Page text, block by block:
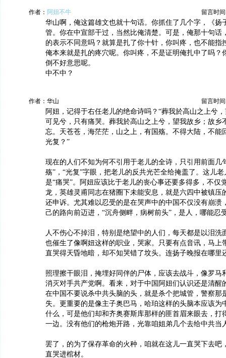
作者： 阿妞不牛 留言时间
华山啊，俺这篇雄文也就十句话。你抓住了几个字，《扬
管。你在中宣部干过，当然比俺清楚。可是，俺那十句话
的表示不同意吗？就算是扎了你十针，你叫疼，也不能指
俺本来就是扎的疼穴呢。你叫疼，不是证明俺扎中了吗？
倒不好意思呢。
中不中？
作者：华山 留言时间
阿妞，记得于右任老儿的绝命诗吗？“葬我於高山之上兮
可见兮，只有痛哭。葬我於高山之上兮，望我故乡；故乡
忘。天苍苍，海茫茫，山之上，有国殇。不得大陆，不能
光复？”
现在的人们不知为何不引用于老儿的全诗，只引用前面几
殇”，“光复”字眼，把老儿的反共光芒全给掩盖了。这儿
是“痛哭”。阿妞应该比于老儿的丧心事还要多得多，不仅
龙，英雄灵甫同志在猪圈下未能安息，就是六四中被镇压
还申诉。尤其难以忍受的是在哭声中的中国不仅没有崩溃
己的路向前迈进，“沉舟侧畔，病树前头”，是人，哪能忍
人不伤心不掉泪，特别是绝望中的人们，每天都是以泪洗
也催生了像啊妞这样的职业，哭家。只要有点音讯，马上
直哭得天昏地暗，却不知哭错了坟头。连扬子晚报在哪里
照理擦干眼泪，掩埋好同伴的尸体，应该去战斗，像罗马
消灭对手共产党啊。看来，对于中国阿妞们认识还是清醒
在中国不要说杀中共头脑的头，就是杀个把城管，警察那
失。更重要的是像主子奥巴马，哈珀这样的头脑本应该为
什么，可是他们却和齐奥赛斯库那样的匪首眉来眼去，打
一边。没有他们的枪炮开路，光靠咱姐弟几个去给中共当
罢了，的为了保存革命的火种，咱就在这儿一直哭下去吧
直哭进棺材。